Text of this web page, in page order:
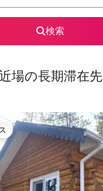
検索
場の長期滞在先
ョイスです。